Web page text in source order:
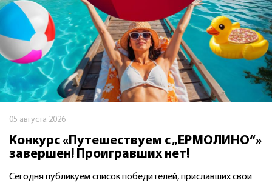
05 августа 2026
Конкурс «Путешествуем с „ЕРМОЛИНО“»
завершен! Проигравших нет!
Сегодня публикуем список победителей, приславших свои